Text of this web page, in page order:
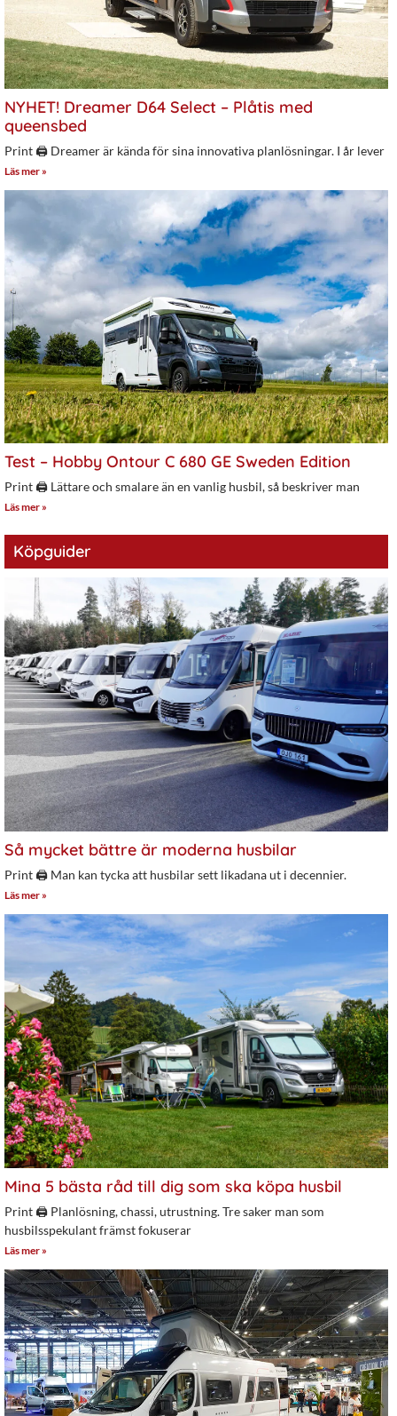
NYHET! Dreamer D64 Select – Plåtis med
queensbed
Print 🖨 Dreamer är kända för sina innovativa planlösningar. I år lever
Läs mer »
Test – Hobby Ontour C 680 GE Sweden Edition
Print 🖨 Lättare och smalare än en vanlig husbil, så beskriver man
Läs mer »
Köpguider
Så mycket bättre är moderna husbilar
Print 🖨 Man kan tycka att husbilar sett likadana ut i decennier.
Läs mer »
Mina 5 bästa råd till dig som ska köpa husbil
Print 🖨 Planlösning, chassi, utrustning. Tre saker man som
husbilsspekulant främst fokuserar
Läs mer »